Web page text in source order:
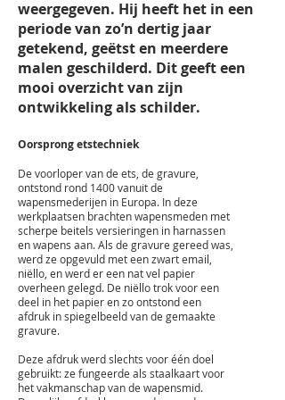
weergegeven. Hij heeft het in een
periode van zo’n dertig jaar
getekend, geëtst en meerdere
malen geschilderd. Dit geeft een
mooi overzicht van zijn
ontwikkeling als schilder.
Oorsprong etstechniek
De voorloper van de ets, de gravure,
ontstond rond 1400 vanuit de
wapensmederijen in Europa. In deze
werkplaatsen brachten wapensmeden met
scherpe beitels versieringen in harnassen
en wapens aan. Als de gravure gereed was,
werd ze opgevuld met een zwart email,
niëllo, en werd er een nat vel papier
overheen gelegd. De niëllo trok voor een
deel in het papier en zo ontstond een
afdruk in spiegelbeeld van de gemaakte
gravure.
Deze afdruk werd slechts voor één doel
gebruikt: ze fungeerde als staalkaart voor
het vakmanschap van de wapensmid.